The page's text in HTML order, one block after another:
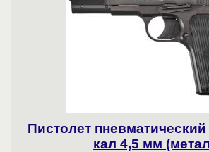
Пистолет
кал 4,5 мм